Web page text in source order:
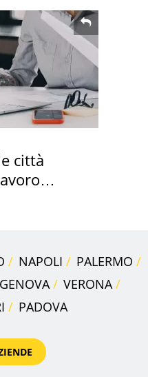
città
NAPOLI
PALERMO
GENOVA
VERONA
PADOVA